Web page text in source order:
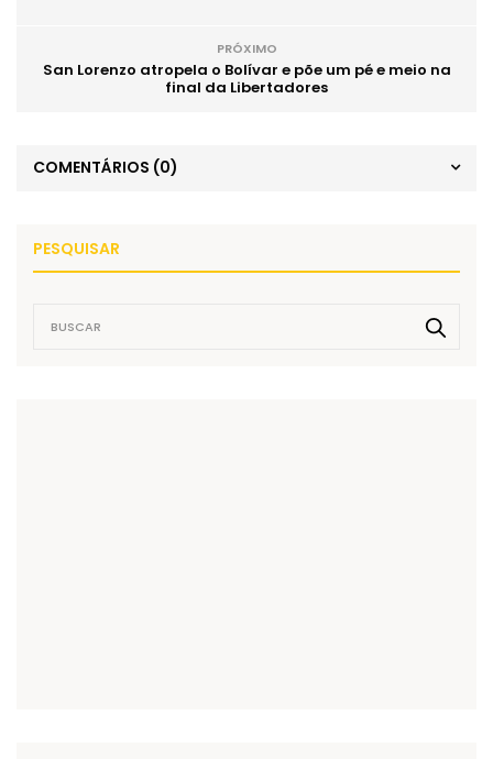
PRÓXIMO
San Lorenzo atropela o Bolívar e põe um pé e meio na
final da Libertadores
COMENTÁRIOS (0)
PESQUISAR